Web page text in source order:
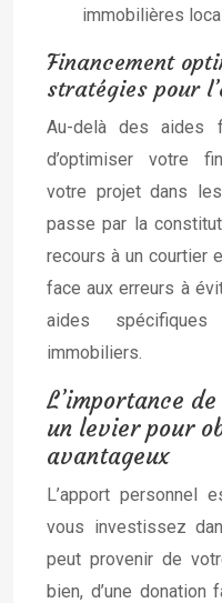
immobilières
Financement
stratégies pour
Au-delà des aides
d’optimiser votre
votre projet dans
passe par la
recours à un courtier
face aux erreurs à
aides
immobiliers.
L’importance
un levier pour
avantageux
L’apport personnel
vous investissez
peut provenir de
bien, d’une donation